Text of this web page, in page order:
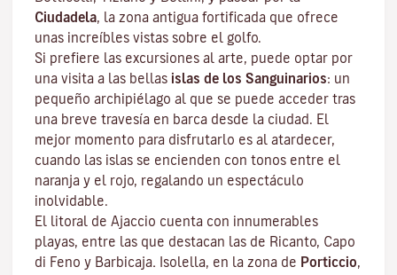
Ciudadela, la zona antigua fortificada que ofrece
unas increíbles vistas sobre el golfo.
Si prefiere las excursiones al arte, puede optar por
una visita a las bellas islas de los Sanguinarios: un
pequeño archipiélago al que se puede acceder tras
una breve travesía en barca desde la ciudad. El
mejor momento para disfrutarlo es al atardecer,
cuando las islas se encienden con tonos entre el
naranja y el rojo, regalando un espectáculo
inolvidable.
El litoral de Ajaccio cuenta con innumerables
playas, entre las que destacan las de Ricanto, Capo
di Feno y Barbicaja. Isolella, en la zona de Porticcio,